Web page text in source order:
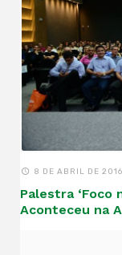
8 DE ABRIL DE 2016
Palestra ‘Foco
Aconteceu na